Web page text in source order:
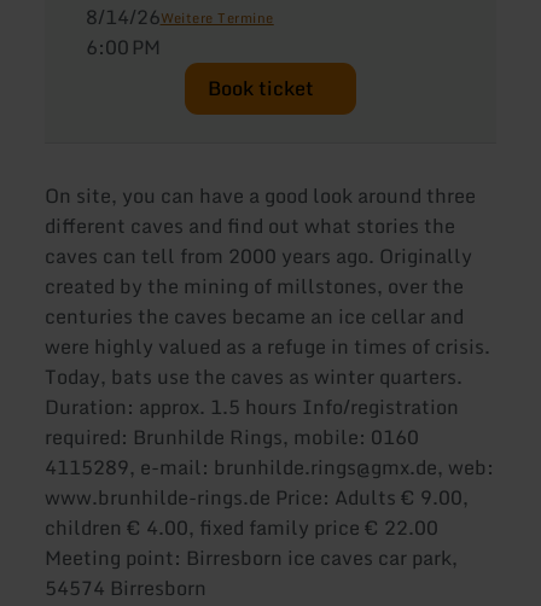
8/14/26Weitere Termine
6:00 PM
Book ticket
On site, you can have a good look around three
different caves and find out what stories the
caves can tell from 2000 years ago. Originally
created by the mining of millstones, over the
centuries the caves became an ice cellar and
were highly valued as a refuge in times of crisis.
Today, bats use the caves as winter quarters.
Duration: approx. 1.5 hours Info/registration
required: Brunhilde Rings, mobile: 0160
4115289, e-mail: brunhilde.rings@gmx.de, web:
www.brunhilde-rings.de Price: Adults € 9.00,
children € 4.00, fixed family price € 22.00
Meeting point: Birresborn ice caves car park,
54574 Birresborn